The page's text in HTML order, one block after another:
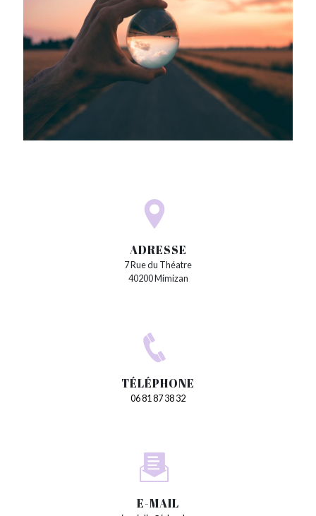
ADRESSE
7 Rue du Théatre
40200 Mimizan
TÉLÉPHONE
06 81 87 38 32
E-MAIL